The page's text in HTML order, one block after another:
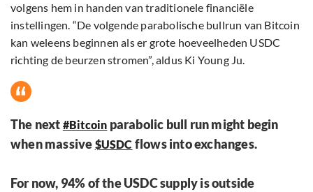
volgens hem in handen van traditionele financiële
instellingen. “De volgende parabolische bullrun van Bitcoin
kan weleens beginnen als er grote hoeveelheden USDC
richting de beurzen stromen”, aldus Ki Young Ju.
The next #Bitcoin parabolic bull run might begin
when massive $USDC flows into exchanges.
For now, 94% of the USDC supply is outside